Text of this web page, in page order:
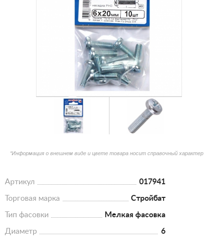
*Информация о внешнем виде и цвете товара носит справочный характер
Артикул 017941
Торговая марка Стройбат
Тип фасовки Мелкая фасовка
Диаметр 6